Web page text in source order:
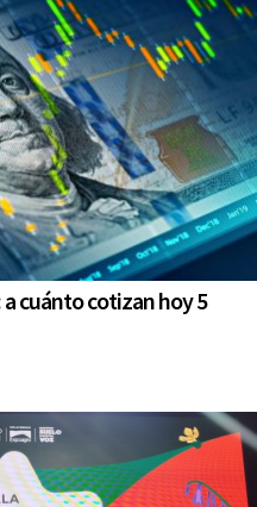
cuánto cotizan hoy 5